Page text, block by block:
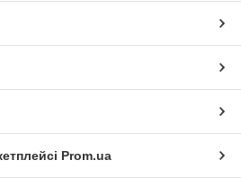
Prom.ua